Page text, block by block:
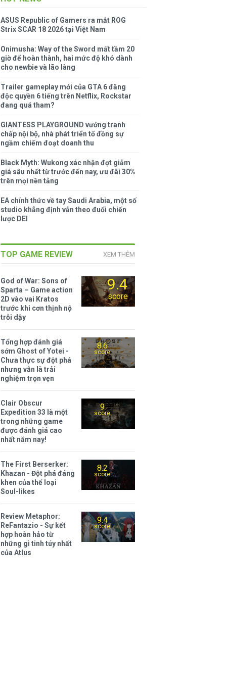
ASUS Republic of Gamers ra mắt ROG
Strix SCAR 18 2026 tại Việt Nam
Onimusha: Way of the Sword mất tầm 20
giờ để hoàn thành, hai mức độ khó dành
cho newbie và lão làng
Trailer gameplay mới của GTA 6 đăng
độc quyền 6 tiếng trên Netflix, Rockstar
đang quá tham?
GIANTESS PLAYGROUND vướng tranh
chấp nội bộ, nhà phát triển tố đồng sự
ngầm chiếm đoạt doanh thu
Black Myth: Wukong xác nhận đợt giảm
giá sâu nhất từ trước đến nay, ưu đãi 30%
trên mọi nền tảng
EA chính thức về tay Saudi Arabia, một số
studio khẳng định vẫn theo đuổi chiến
lược DEI
TOP GAME REVIEW XEM THÊM
9.4
score
God of War: Sons of
Sparta – Game action
2D vào vai Kratos
trước khi cơn thịnh nộ
trỗi dậy
8.6
score
Tổng hợp đánh giá
sớm Ghost of Yotei -
Chưa thực sự đột phá
nhưng vẫn là trải
nghiệm trọn vẹn
9
score
Clair Obscur
Expedition 33 là một
trong những game
được đánh giá cao
nhất năm nay!
8.2
score
The First Berserker:
Khazan - Đột phá đáng
khen của thể loại
Soul-likes
9.4
score
Review Metaphor:
ReFantazio - Sự kết
hợp hoàn hảo từ
những gì tinh túy nhất
của Atlus